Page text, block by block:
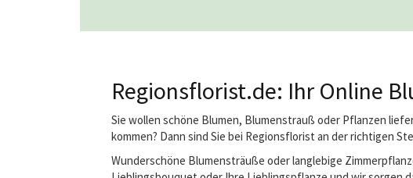
Regionsflorist.de: Ihr Online
Sie wollen schöne Blumen, Blumenstrauß oder Pflanzen
kommen? Dann sind Sie bei Regionsflorist an der richtigen
Wunderschöne Blumensträuße oder langlebige